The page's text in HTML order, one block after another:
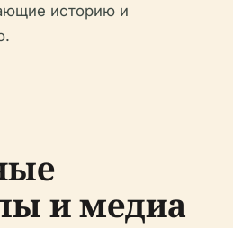
историю и
и медиа